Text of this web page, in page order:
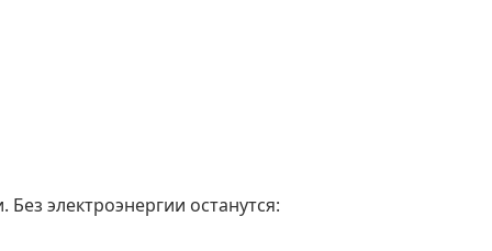
электроэнергии останутся: